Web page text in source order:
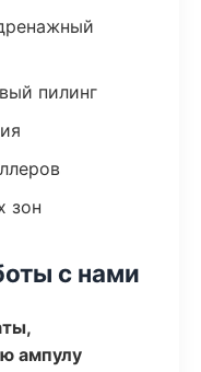
пилинг
зон
с нами
ампулу